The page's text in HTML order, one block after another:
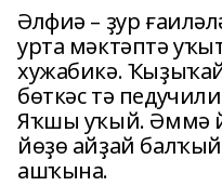
Әлфиә – ҙур
урта мәктәптә
хужабикә.
бөткәс тә
Яҡшы уҡый. Әммә
йөҙө айҙай
ашҡына.